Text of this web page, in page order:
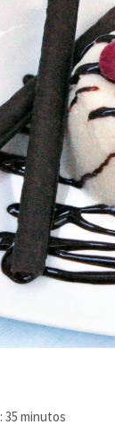
: 35 minutos